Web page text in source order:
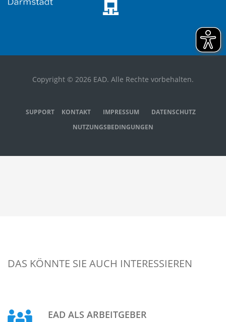
Copyright © 2026 EAD. Alle Rechte vorbehalten.
SUPPORT KONTAKT IMPRESSUM
DATENSCHUTZ
NUTZUNGSBEDINGUNGEN
DAS KÖNNTE SIE AUCH INTERESSIEREN
EAD ALS ARBEITGEBER